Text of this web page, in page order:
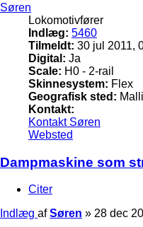
Søren
Lokomotivfører
Indlæg: 5460
Tilmeldt: 30 jul 2011,
Digital: Ja
Scale: H0 - 2-rail
Skinnesystem: Flex
Geografisk sted:
Kontakt:
Kontakt Søren
Websted
Dampmaskine som
Citer
Indlæg afSøren » 28 dec